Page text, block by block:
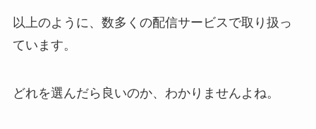
以上のように、数多くの配信サービスで取り扱っ
ています。
どれを選んだら良いのか、わかりませんよね。